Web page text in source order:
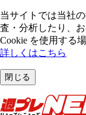
当サイトでは当社
査・分析したり、
Cookie を使⽤する
詳しくはこちら
閉じる